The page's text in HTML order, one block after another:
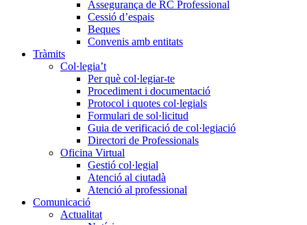
Assegurança de RC Professional
Cessió d’espais
Beques
Convenis amb entitats
Tràmits
Col·legia’t
Per què col·legiar-te
Procediment i documentació
Protocol i quotes col·legials
Formulari de sol·licitud
Guia de verificació de col·legiació
Directori de Professionals
Oficina Virtual
Gestió col·legial
Atenció al ciutadà
Atenció al professional
Comunicació
Actualitat